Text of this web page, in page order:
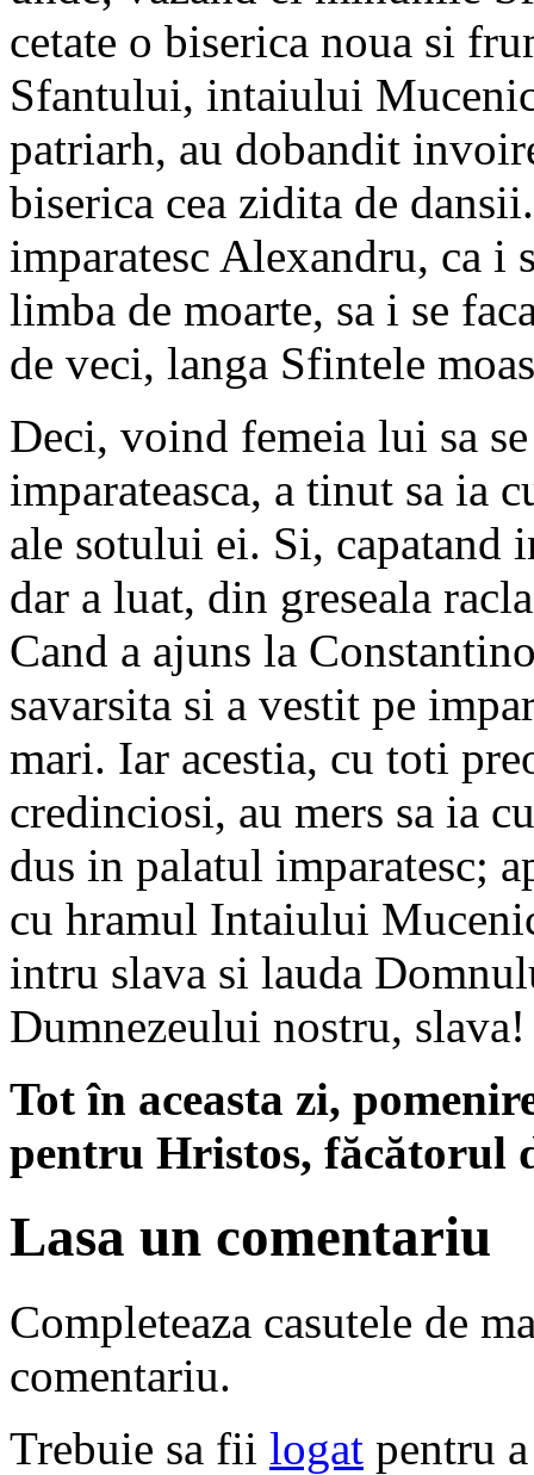
cetate o biserica noua si
Sfantului, intaiului
patriarh, au dobandit
biserica cea zidita de
imparatesc Alexandru, ca i
limba de moarte, sa i se
de veci, langa Sfintele
Deci, voind femeia lui sa
imparateasca, a tinut sa ia
ale sotului ei. Si, capatand
dar a luat, din greseala
Cand a ajuns la
savarsita si a vestit pe
mari. Iar acestia, cu toti
credinciosi, au mers sa ia
dus in palatul imparatesc;
cu hramul Intaiului
intru slava si lauda
Dumnezeului nostru, slava!
Tot în aceasta zi,
pentru Hristos, făcătorul
Lasa un comentariu
Completeaza casutele de
comentariu.
Trebuie sa fii logat pentru